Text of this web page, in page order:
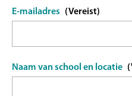
E-mailadres (Vereist)
Naam van school en locatie